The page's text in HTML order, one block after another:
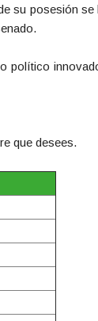
su posesión
político
que desees.